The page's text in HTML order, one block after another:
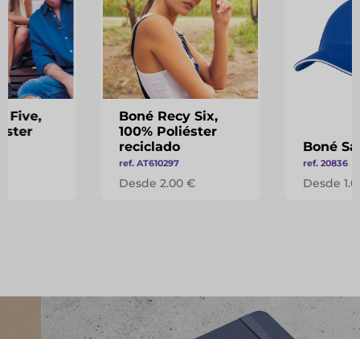
Five,
Boné Recy Six,
100% Poliéster
reciclado
ref. AT610297
Desde 2.00 €
Boné
ref. 20836
Desde